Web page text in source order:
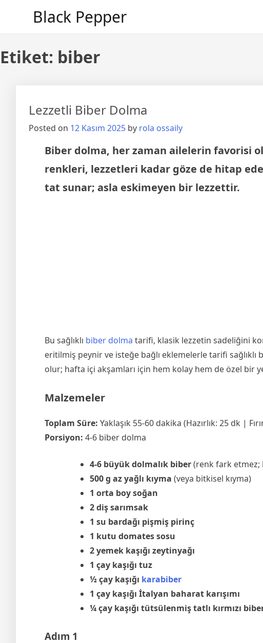
Black Pepper
Etiket: biber
Lezzetli Biber Dolma
Posted on 12 Kasım 2025 by rola ossaily
Biber dolma, her zaman ailelerin favorisi
renkleri, lezzetleri kadar göze de hitap
tat sunar; asla eskimeyen bir lezzettir.
Bu sağlıklı biber dolma tarifi, klasik lezzetin sadeliğini
eritilmiş peynir ve isteğe bağlı eklemelerle tarifi
olur; hafta içi akşamları için hem kolay hem de özel bir
Malzemeler
Toplam Süre: Yaklaşık 55-60 dakika (Hazırlık: 25 dk |
Porsiyon: 4-6 biber dolma
4-6 büyük dolmalık biber(renk fark etmez;
500 g az yağlı kıyma (veya bitkisel kıyma)
1 orta boy soğan
2 diş sarımsak
1 su bardağı pişmiş pirinç
1 kutu domates sosu
2 yemek kaşığı zeytinyağı
1 çay kaşığı tuz
½ çay kaşığı karabiber
1 çay kaşığı İtalyan baharat karışımı
¼ çay kaşığı tütsülenmiş tatlı kırmızı
Adım 1